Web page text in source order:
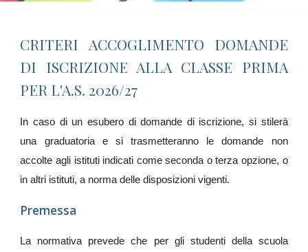
CRITERI ACCOGLIMENTO DOMANDE
DI ISCRIZIONE ALLA CLASSE PRIMA
PER L'A.S. 2026/27
In caso di un esubero di domande di iscrizione, si stilerà
una graduatoria e si trasmetteranno le domande non
accolte agli istituti indicati come seconda o terza opzione, o
in altri istituti, a norma delle disposizioni vigenti.
Premessa
La normativa prevede che per gli studenti della scuola